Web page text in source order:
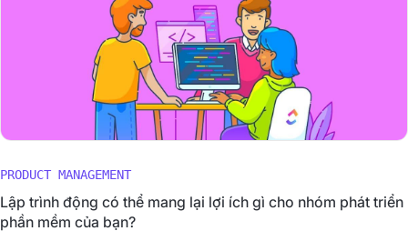
PRODUCT MANAGEMENT
Lập trình động có thể mang lại lợi ích gì cho nhóm phát triển
phần mềm của bạn?